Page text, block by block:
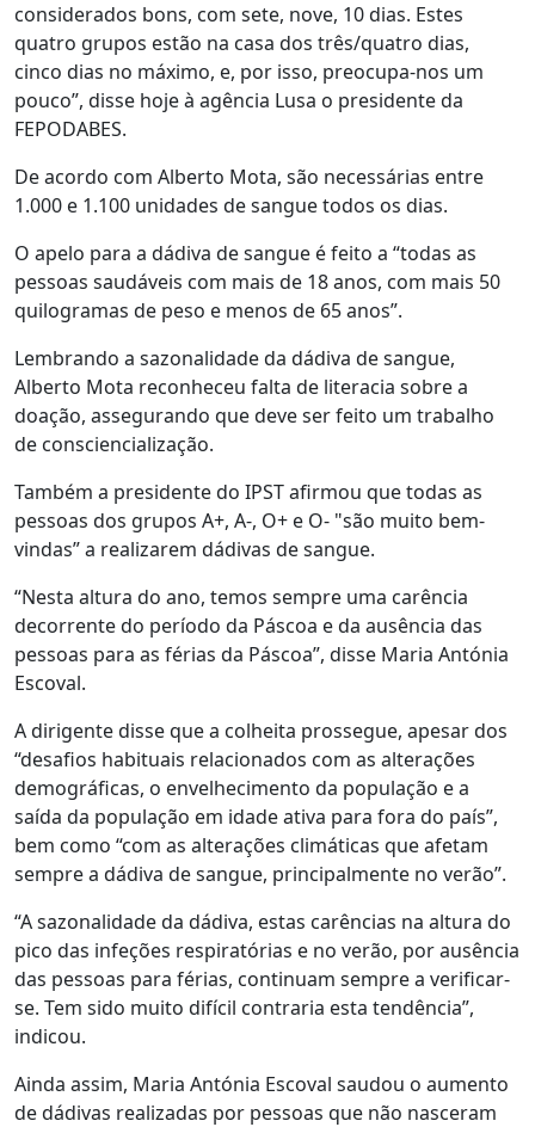
considerados bons, com sete, nove, 10 dias. Estes
quatro grupos estão na casa dos três/quatro dias,
cinco dias no máximo, e, por isso, preocupa-nos um
pouco”, disse hoje à agência Lusa o presidente da
FEPODABES.
De acordo com Alberto Mota, são necessárias entre
1.000 e 1.100 unidades de sangue todos os dias.
O apelo para a dádiva de sangue é feito a “todas as
pessoas saudáveis com mais de 18 anos, com mais 50
quilogramas de peso e menos de 65 anos”.
Lembrando a sazonalidade da dádiva de sangue,
Alberto Mota reconheceu falta de literacia sobre a
doação, assegurando que deve ser feito um trabalho
de consciencialização.
Também a presidente do IPST afirmou que todas as
pessoas dos grupos A+, A-, O+ e O- "são muito bem-
vindas” a realizarem dádivas de sangue.
“Nesta altura do ano, temos sempre uma carência
decorrente do período da Páscoa e da ausência das
pessoas para as férias da Páscoa”, disse Maria Antónia
Escoval.
A dirigente disse que a colheita prossegue, apesar dos
“desafios habituais relacionados com as alterações
demográficas, o envelhecimento da população e a
saída da população em idade ativa para fora do país”,
bem como “com as alterações climáticas que afetam
sempre a dádiva de sangue, principalmente no verão”.
“A sazonalidade da dádiva, estas carências na altura do
pico das infeções respiratórias e no verão, por ausência
das pessoas para férias, continuam sempre a verificar-
se. Tem sido muito difícil contraria esta tendência”,
indicou.
Ainda assim, Maria Antónia Escoval saudou o aumento
de dádivas realizadas por pessoas que não nasceram